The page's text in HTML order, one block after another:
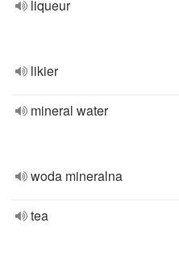
liqueur
likier
mineral water
woda mineralna
tea